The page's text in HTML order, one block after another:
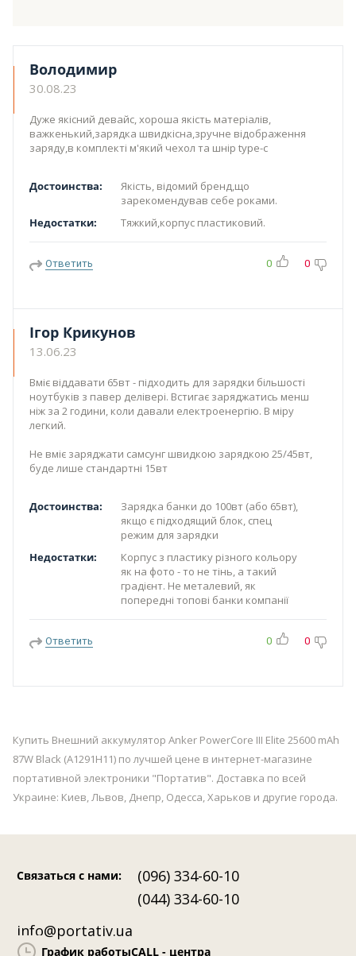
Володимир
30.08.23
Дуже якісний девайс, хороша якість матеріалів,
важкенький,зарядка швидкісна,зручне відображення
заряду,в комплекті м'який чехол та шнір type-c
Достоинства:
Якість, відомий бренд,що
зарекомендував себе роками.
Недостатки:
Тяжкий,корпус пластиковий.
Ответить 0 0
Ігор Крикунов
13.06.23
Вміє віддавати 65вт - підходить для зарядки більшості
ноутбуків з павер делівері. Встигає заряджатись менш
ніж за 2 години, коли давали електроенергію. В міру
легкий.
Не вміє заряджати самсунг швидкою зарядкою 25/45вт,
буде лише стандартні 15вт
Достоинства:
Зарядка банки до 100вт (або 65вт),
якщо є підходящий блок, спец
режим для зарядки
Недостатки:
Корпус з пластику різного кольору
як на фото - то не тінь, а такий
градієнт. Не металевий, як
попередні топові банки компанії
Ответить 0 0
Купить Внешний аккумулятор Anker PowerCore III Elite 25600 mAh
87W Black (A1291H11) по лучшей цене в интернет-магазине
портативной электроники "Портатив". Доставка по всей
Украине: Киев, Львов, Днепр, Одесса, Харьков и другие города.
Связаться с нами:
(096) 334-60-10
(044) 334-60-10
info@portativ.ua
График работыCALL - центра